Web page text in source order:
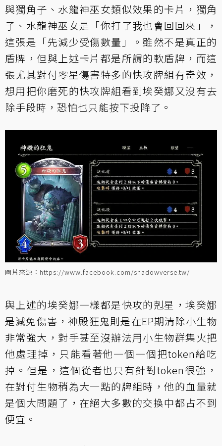
與獨角子 、 水龍神巫女類似效果的卡片，獨角
子、水龍神巫女是「你打了我也會回回來」，
這張是「先減少受傷數量」。雖然不是真正的
盾牌，但與上述卡片都是所謂的軟盾牌，而這
張尤其對付零星傷害特多的快攻牌組有奇效，
想用把你磨死的快攻牌組看到埃癸娜又沒有去
除手段時，恐怕也只能按下投降了。
圖片來源：https://www.facebook.com/shadowverse.tw/
與上述的埃癸娜一樣都是快攻的剋星，埃癸娜
是減免傷害，神殿狂鬼則是在EP期清除小生物
非常強大，對手甚至沒辦法用小生物群集火把
他處理掉，只能看著他一個一個把token給吃
掉。但是，這個從者也只有針對token很強，
在對付生物稍為大一點的牌組時，他的血量就
是個大問題了，在絕大多數的交換中都占不到
便宜。